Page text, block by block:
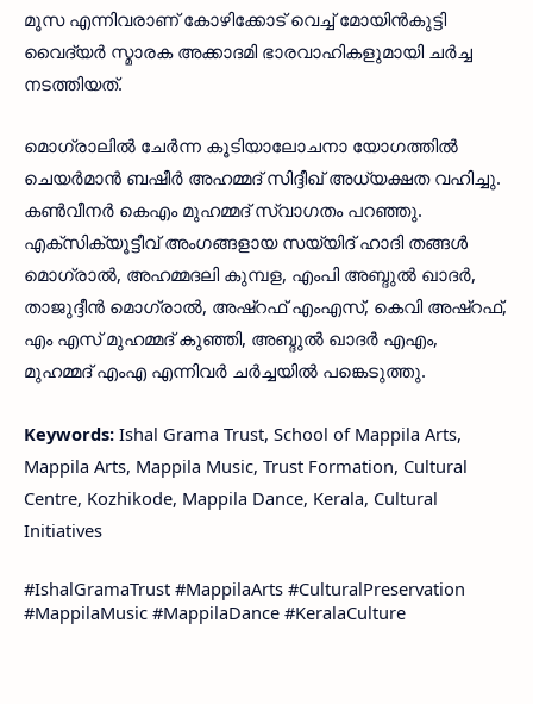
മൂസ എന്നിവരാണ് കോഴിക്കോട് വെച്ച് മോയിൻകുട്ടി
വൈദ്യർ സ്മാരക അക്കാദമി ഭാരവാഹികളുമായി ചർച്ച
നടത്തിയത്.
മൊഗ്രാലിൽ ചേർന്ന കൂടിയാലോചനാ യോഗത്തിൽ
ചെയർമാൻ ബഷീർ അഹമ്മദ് സിദ്ദീഖ് അധ്യക്ഷത വഹിച്ചു.
കൺവീനർ കെഎം മുഹമ്മദ് സ്വാഗതം പറഞ്ഞു.
എക്സിക്യൂട്ടീവ് അംഗങ്ങളായ സയ്യിദ് ഹാദി തങ്ങൾ
മൊഗ്രാൽ, അഹമ്മദലി കുമ്പള, എംപി അബ്ദുൽ ഖാദർ,
താജുദ്ദീൻ മൊഗ്രാൽ, അഷ്റഫ് എംഎസ്, കെവി അഷ്‌റഫ്‌,
എം എസ് മുഹമ്മദ് കുഞ്ഞി, അബ്ദുൽ ഖാദർ എഎം,
മുഹമ്മദ് എംഎ എന്നിവർ ചർച്ചയിൽ പങ്കെടുത്തു.
Keywords: Ishal Grama Trust, School of Mappila Arts,
Mappila Arts, Mappila Music, Trust Formation, Cultural
Centre, Kozhikode, Mappila Dance, Kerala, Cultural
Initiatives
#IshalGramaTrust #MappilaArts #CulturalPreservation
#MappilaMusic #MappilaDance #KeralaCulture